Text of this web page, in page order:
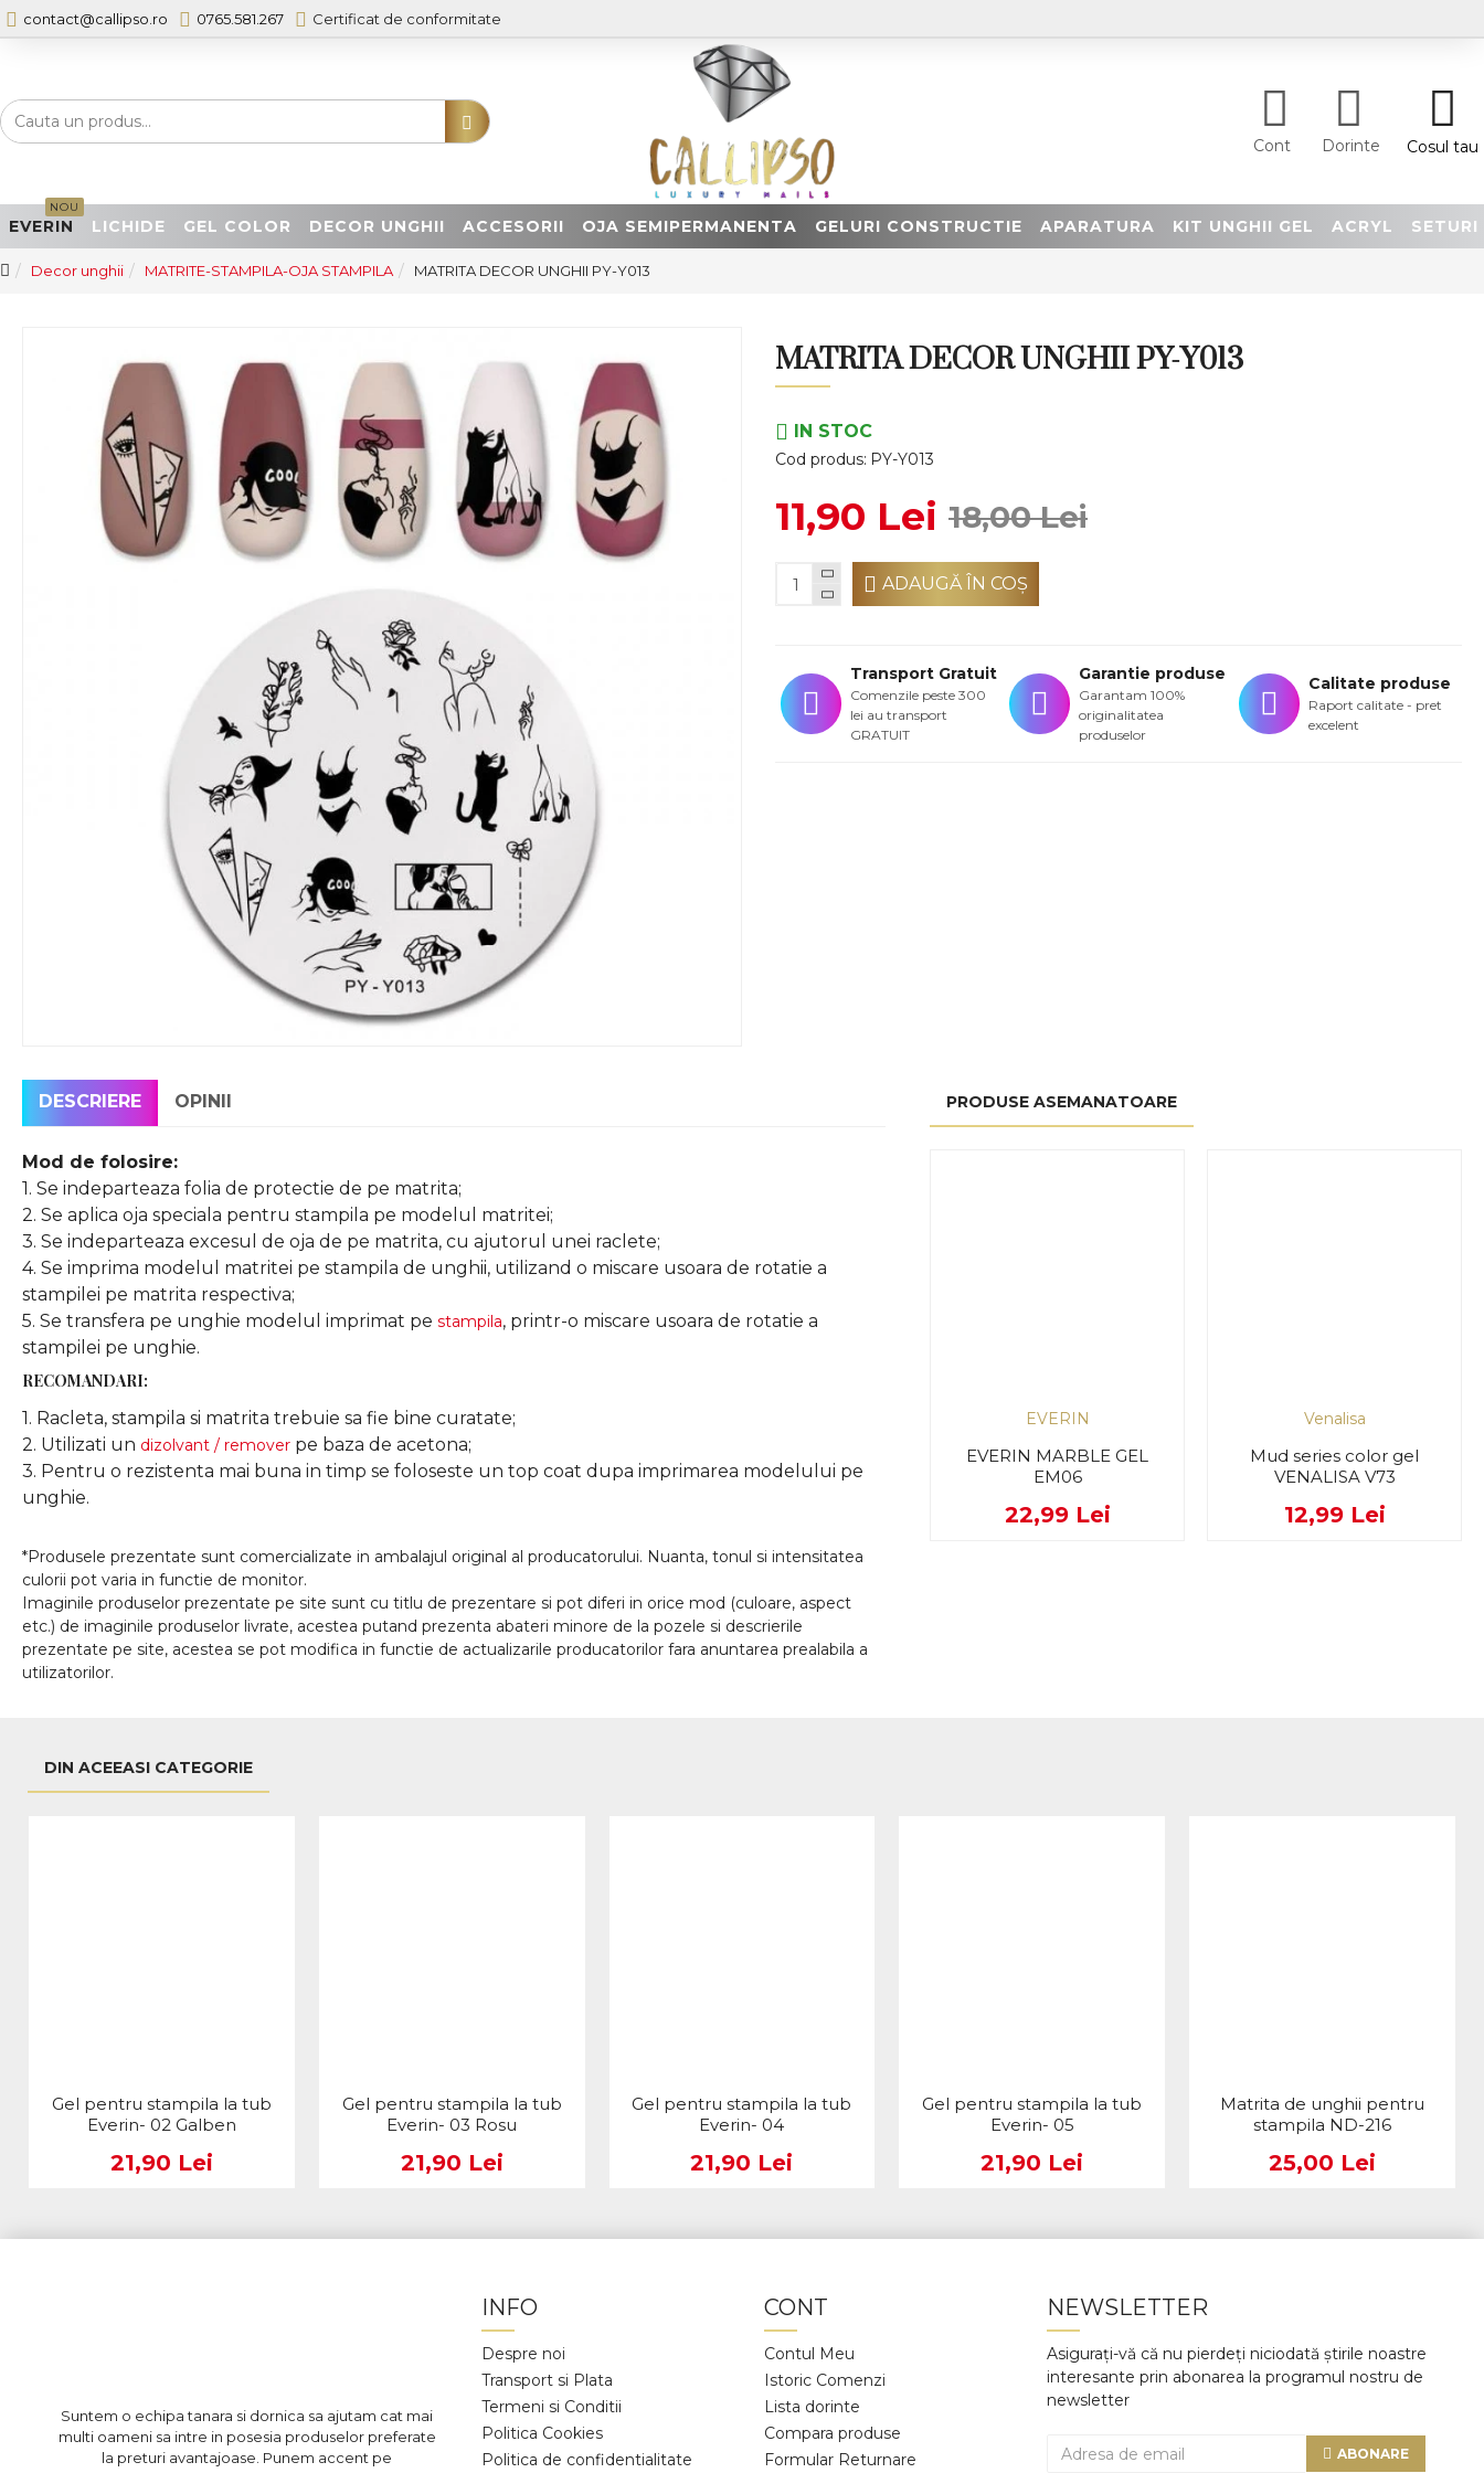
contact@callipso.ro 0765.581.267 Certificat de conformitate
Cont Dorinte Cosul tau
EVERIN
NOU
LICHIDE GEL COLOR DECOR UNGHII ACCESORII OJA SEMIPERMANENTA GELURI CONSTRUCTIE APARATURA KIT UNGHII GEL ACRYL SETURI
Decor unghii MATRITE-STAMPILA-OJA STAMPILA MATRITA DECOR UNGHII PY-Y013
MATRITA DECOR UNGHII PY-Y013
IN STOC
Cod produs: PY-Y013
11,90 Lei 18,00 Lei
ADAUGĂ ÎN COŞ
Transport Gratuit
Comenzile peste 300
lei au transport
GRATUIT
Garantie produse
Garantam 100%
originalitatea
produselor
Calitate produse
Raport calitate - pret
excelent
DESCRIERE OPINII
Mod de folosire:
1. Se indeparteaza folia de protectie de pe matrita;
2. Se aplica oja speciala pentru stampila pe modelul matritei;
3. Se indeparteaza excesul de oja de pe matrita, cu ajutorul unei raclete;
4. Se imprima modelul matritei pe stampila de unghii, utilizand o miscare usoara de rotatie a
stampilei pe matrita respectiva;
5. Se transfera pe unghie modelul imprimat pe stampila, printr-o miscare usoara de rotatie a
stampilei pe unghie.
RECOMANDARI:
1. Racleta, stampila si matrita trebuie sa fie bine curatate;
2. Utilizati un dizolvant / remover pe baza de acetona;
3. Pentru o rezistenta mai buna in timp se foloseste un top coat dupa imprimarea modelului pe
unghie.
*Produsele prezentate sunt comercializate in ambalajul original al producatorului. Nuanta, tonul si intensitatea
culorii pot varia in functie de monitor.
Imaginile produselor prezentate pe site sunt cu titlu de prezentare si pot diferi in orice mod (culoare, aspect
etc.) de imaginile produselor livrate, acestea putand prezenta abateri minore de la pozele si descrierile
prezentate pe site, acestea se pot modifica in functie de actualizarile producatorilor fara anuntarea prealabila a
utilizatorilor.
PRODUSE ASEMANATOARE
EVERIN
EVERIN MARBLE GEL
EM06
22,99 Lei
Venalisa
Mud series color gel
VENALISA V73
12,99 Lei
DIN ACEEASI CATEGORIE
Gel pentru stampila la tub
Everin- 02 Galben
21,90 Lei
Gel pentru stampila la tub
Everin- 03 Rosu
21,90 Lei
Gel pentru stampila la tub
Everin- 04
21,90 Lei
Gel pentru stampila la tub
Everin- 05
21,90 Lei
Matrita de unghii pentru
stampila ND-216
25,00 Lei
Suntem o echipa tanara si dornica sa ajutam cat mai
multi oameni sa intre in posesia produselor preferate
la preturi avantajoase. Punem accent pe
INFO
Despre noi
Transport si Plata
Termeni si Conditii
Politica Cookies
Politica de confidentialitate
CONT
Contul Meu
Istoric Comenzi
Lista dorinte
Compara produse
Formular Returnare
NEWSLETTER
Asigurați-vă că nu pierdeți niciodată știrile noastre
interesante prin abonarea la programul nostru de
newsletter
ABONARE